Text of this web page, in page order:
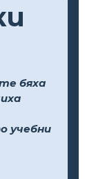
бяха
учебни